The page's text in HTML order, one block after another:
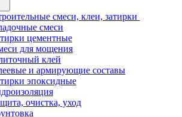
смеси, клеи, затирки
смеси
цементные
для мощения
клей
и армирующие составы
эпоксидные
очистка, уход